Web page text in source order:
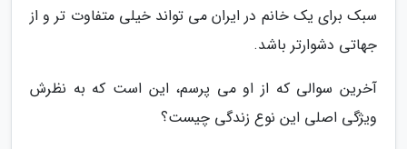
سبک برای یک خانم در ایران می تواند خیلی متفاوت تر و از
جهاتی دشوارتر باشد.
آخرین سوالی که از او می پرسم، این است که به نظرش
ویژگی اصلی این نوع زندگی چیست؟